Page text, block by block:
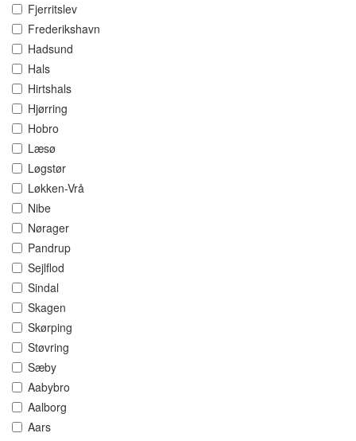
Fjerritslev
Frederikshavn
Hadsund
Hals
Hirtshals
Hjørring
Hobro
Læsø
Løgstør
Løkken-Vrå
Nibe
Nørager
Pandrup
Sejlflod
Sindal
Skagen
Skørping
Støvring
Sæby
Aabybro
Aalborg
Aars